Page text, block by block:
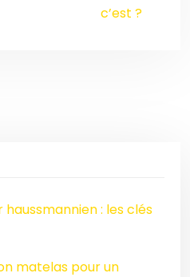
c’est ?
: les clés
matelas pour un